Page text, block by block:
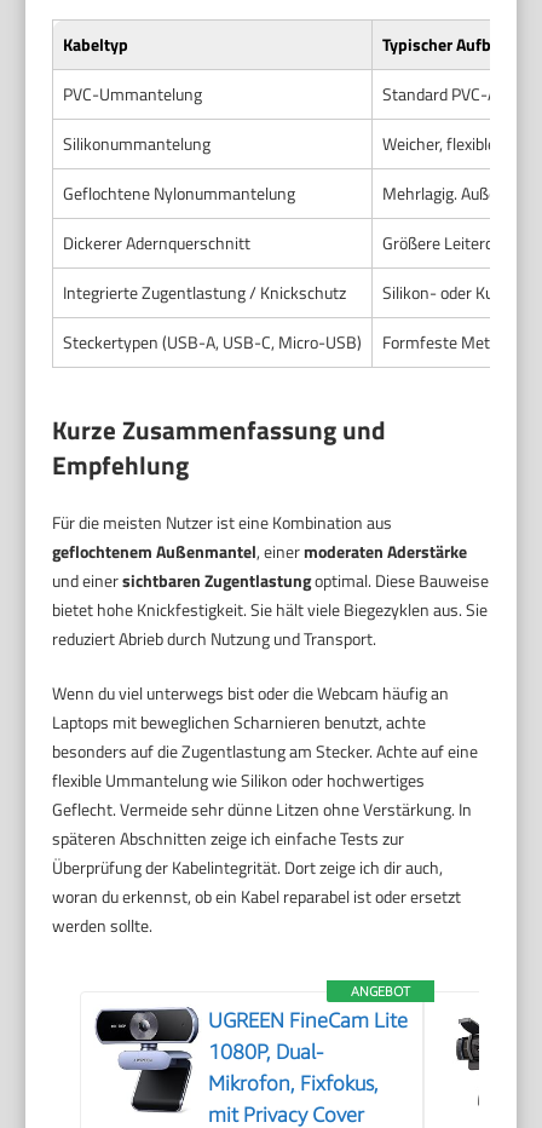
Kabeltyp
Typischer Aufbau /
PVC-Ummantelung
Standard PVC-
Silikonummantelung
Weicher, flexibler
Geflochtene Nylonummantelung
Mehrlagig. Außen
Dickerer Adernquerschnitt
Größere
Integrierte Zugentlastung / Knickschutz
Silikon- oder
Steckertypen (USB-A, USB-C, Micro-USB)
Formfeste
Kurze Zusammenfassung und
Empfehlung
Für die meisten Nutzer ist eine Kombination aus
geflochtenem Außenmantel, einermoderaten Aderstärke
und einersichtbaren Zugentlastungoptimal. Diese Bauweise
bietet hohe Knickfestigkeit. Sie hält viele Biegezyklen aus. Sie
reduziert Abrieb durch Nutzung und Transport.
Wenn du viel unterwegs bist oder die Webcam häufig an
Laptops mit beweglichen Scharnieren benutzt, achte
besonders auf die Zugentlastung am Stecker. Achte auf eine
flexible Ummantelung wie Silikon oder hochwertiges
Geflecht. Vermeide sehr dünne Litzen ohne Verstärkung. In
späteren Abschnitten zeige ich einfache Tests zur
Überprüfung der Kabelintegrität. Dort zeige ich dir auch,
woran du erkennst, ob ein Kabel reparabel ist oder ersetzt
werden sollte.
ANGEBOT
UGREEN FineCam Lite
1080P, Dual-
Mikrofon, Fixfokus,
mit Privacy Cover